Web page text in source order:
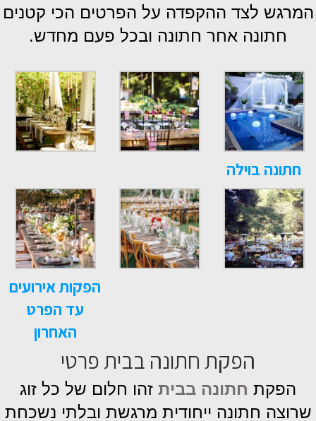
המרגש לצד ההקפדה על הפרטים הכי קטנים
חתונה אחר חתונה ובכל פעם מחדש.
חתונה בוילה
הפקות אירועים
עד הפרט
האחרון
הפקת חתונה בבית פרטי
הפקת חתונה בבית זהו חלום של כל זוג
שרוצה חתונה ייחודית מרגשת ובלתי נשכחת